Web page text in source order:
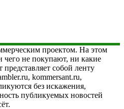
проектом. На этом
чего не покупают, ни какие
собой ленту
kommersant.ru,
без искажения,
публикуемых новостей